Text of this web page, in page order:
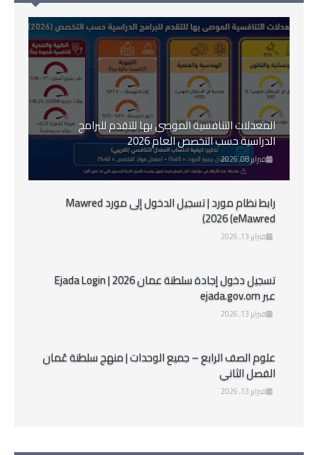
المعدلات التنافسية الموصى بها للتقدم للبرامج
الدراسية حسب التخصص العام 2026
فبراير 08, 2026
رابط نظام مورد | تسجيل الدخول إلى مورد Mawred
2026 (eMawred)
فبراير 13, 2026
تسجيل دخول إجادة سلطنة عمان 2026 | Ejada Login
عبر ejada.gov.om
فبراير 13, 2026
علوم الصف الرابع – جميع الوحدات | منهج سلطنة عُمان
الفصل الثاني
فبراير 13, 2026